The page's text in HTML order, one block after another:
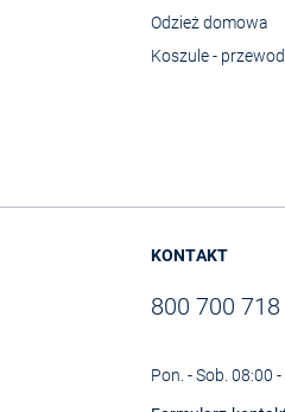
Odzież domowa
Koszule -
KONTAKT
800 700 718
Pon. - Sob. 08:00